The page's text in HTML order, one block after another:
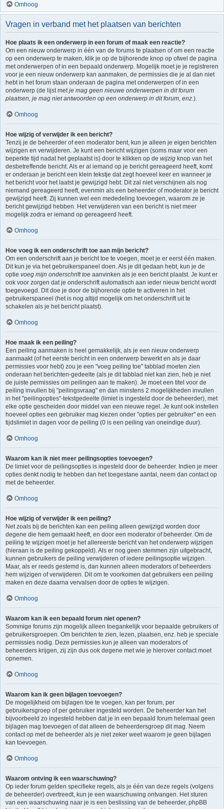
Omhoog
Vragen in verband met het plaatsen van berichten
Hoe plaats ik een onderwerp in een forum of maak een reactie?
Om een nieuw onderwerp in één van de forums te plaatsen of om een reactie
op een onderwerp te maken, klik je op de bijhorende knop op ofwel de pagina
met onderwerpen of in een bepaald onderwerp. Mogelijk moet je je registreren
voor je een nieuw onderwerp kan aanmaken, de permissies die je al dan niet
hebt in het forum staan onderaan de pagina met onderwerpen of in een
onderwerp (de lijst metje mag geen nieuwe onderwerpen in dit forum
plaatsen, je mag niet antwoorden op een onderwerp in dit forum, enz.).
Omhoog
Hoe wijzig of verwijder ik een bericht?
Tenzij je de beheerder of een moderator bent, kun je alleen je eigen berichten
wijzigen en verwijderen. Je kunt een bericht wijzigen (soms maar voor een
beperkte tijd nadat het geplaatst is) door te klikken op de wijzig knop van het
desbetreffende bericht. Als er al iemand op je bericht gereageerd heeft, komt
er onderaan je bericht een klein tekstje dat zegt hoeveel keer en wanneer je
het bericht voor het laatst je gewijzigd hebt. Dit zal niet verschijnen als nog
niemand gereageerd heeft, evenmin als een beheerder of moderator je bericht
gewijzigd heeft. Zij kunnen wel een mededeling toevoegen, waarom ze je
bericht gewijzigd hebben. Het verwijderen van een bericht is niet meer
mogelijk zodra er iemand op gereageerd heeft.
Omhoog
Hoe voeg ik een onderschrift toe aan mijn bericht?
Om een onderschrift aan je bericht toe te voegen, moet je er eerst één maken.
Dit kun je via het gebruikerspaneel doen. Als je dit gedaan hebt, kun je de
optie voeg mijn onderschrift toe aanvinken als je een bericht plaatst. Je kunt er
ook voor zorgen dat je onderschrift automatisch aan ieder nieuw bericht wordt
toegevoegd. Dit doe je door de bijhorende optie te activeren in het
gebruikerspaneel (het is nog altijd mogelijk om het onderschrift uit te
schakelen als je het bericht plaatst).
Omhoog
Hoe maak ik een peiling?
Een peiling aanmaken is heel gemakkelijk, als je een nieuw onderwerp
aanmaakt (of het eerste bericht in een onderwerp bewerkt en als je daar
permissies voor hebt) zou je een "voeg peiling toe" tabblad moeten zien
onderaan het berichten-gedeelte (als je dit tabblad niet kan zien, heb je niet
de juiste permissies om peilingen aan te maken). Je moet een titel voor de
peiling invullen bij "peilingsvraag" en dan minstens 2 mogelijkheden invullen
in het "peilingopties"-tekstgedeelte (limiet is ingesteld door de beheerder), met
elke optie gescheiden door middel van een nieuwe regel. Je kunt ook instellen
hoeveel opties een gebruiker mag kiezen onder "opties per gebruiker" en een
tijdslimiet in dagen voor de peiling (0 is een peiling van oneindige duur).
Omhoog
Waarom kan ik niet meer peilingsopties toevoegen?
De limiet voor de peilingsopties is ingesteld door de beheerder. Indien je meer
opties denkt nodig te hebben dan het toegestane aantal, neem dan contact op
met de beheerder.
Omhoog
Hoe wijzig of verwijder ik een peiling?
Net zoals bij de berichten kan een peiling alleen gewijzigd worden door
degene die hem gemaakt heeft, en door een moderator of beheerder. Om de
peiling te wijzigen moet je het allereerste bericht van het onderwerp wijzigen
(hieraan is de peiling gekoppeld). Als er nog geen stemmen zijn uitgebracht,
kunnen gebruikers de peiling verwijderen of iedere peilingsoptie wijzigen.
Maar, als er reeds gestemd is, dan kunnen alleen moderators of beheerders
hem wijzigen of verwijderen. Dit om te voorkomen dat gebruikers een peiling
maken en deze daarna vervalsen door de opties te wijzigen.
Omhoog
Waarom kan ik een bepaald forum niet openen?
Sommige forums zijn mogelijk alleen toegankelijk voor bepaalde gebruikers of
gebruikersgroepen. Om berichten te zien, lezen, plaatsen, enz. heb je speciale
permissies nodig. Deze permissies kun je alleen van moderators of
beheerders krijgen, zij zijn dus ook degene met wie je hierover contact moet
opnemen.
Omhoog
Waarom kan ik geen bijlagen toevoegen?
De mogelijkheid om bijlagen toe te voegen, kan per forum, per
gebruikersgroep of per gebruiker ingesteld worden. De beheerder kan het
bijvoorbeeld zo ingesteld hebben dat je in een bepaald forum helemaal geen
bijlagen mag toevoegen of dat alleen de beheerdersgroep dit mag. Neem
contact op met de beheerder als je niet zeker weet waarom je geen bijlagen
kan toevoegen.
Omhoog
Waarom ontving ik een waarschuwing?
Op ieder forum gelden specifieke regels, als je één van deze regels (volgens
de beheerder) overtreedt, kun je een waarschuwing ontvangen. Het sturen
van een waarschuwing naar je is een beslissing van de beheerder, phpBB